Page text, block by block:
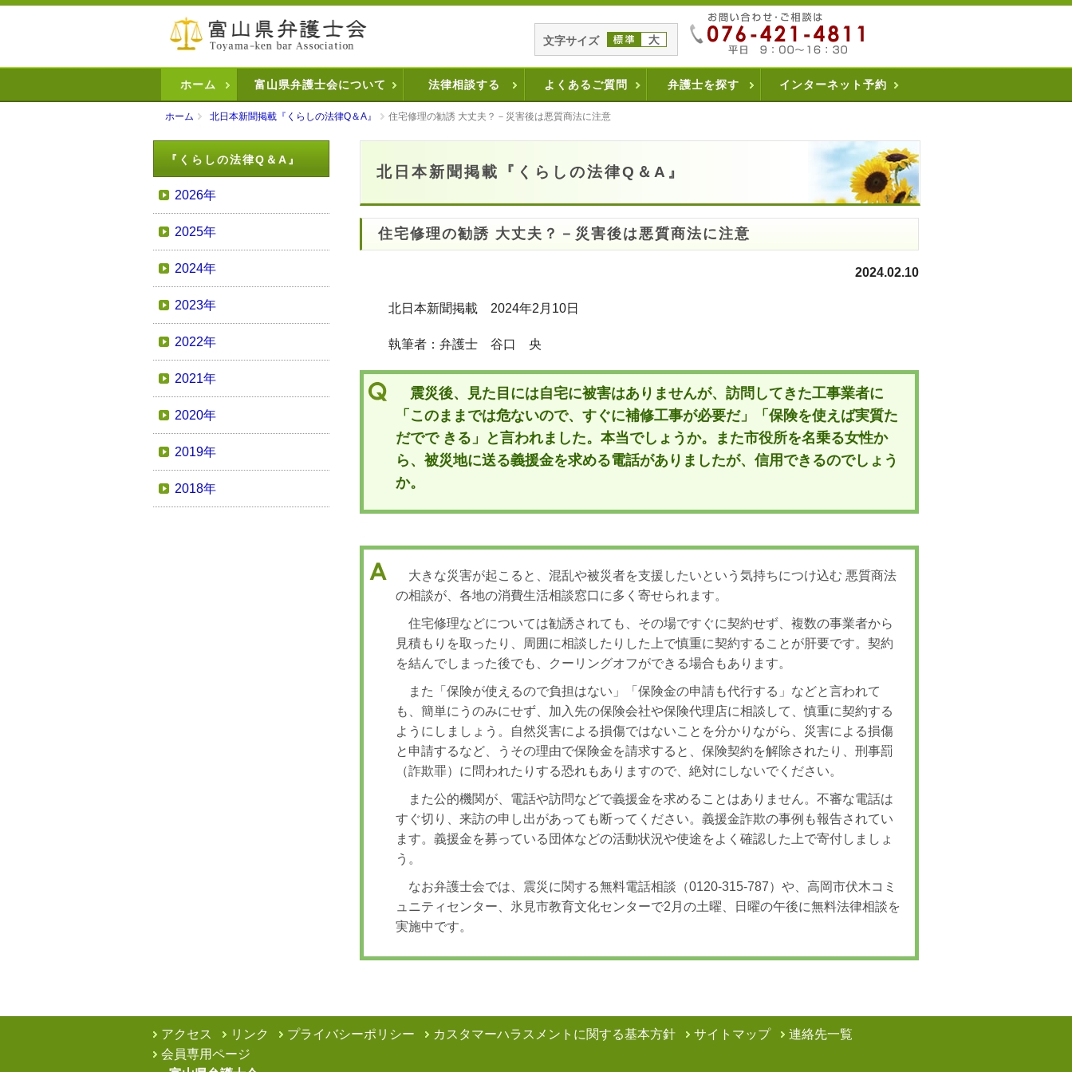
文字サイズ
ホーム 富山県弁護士会について 法律相談する よくあるご質問 弁護士を探す インターネット予約
ホーム 北日本新聞掲載『くらしの法律Q＆A』 住宅修理の勧誘 大丈夫？－災害後は悪質商法に注意
北日本新聞掲載『くらしの法律Q＆A』
住宅修理の勧誘 大丈夫？－災害後は悪質商法に注意
2024.02.10
北日本新聞掲載 2024年2月10日
執筆者：弁護士 谷口 央
震災後、見た目には自宅に被害はありませんが、訪問してきた工事業者に
「このままでは危ないので、すぐに補修工事が必要だ」「保険を使えば実質た
だでで きる」と言われました。本当でしょうか。また市役所を名乗る女性か
ら、被災地に送る義援金を求める電話がありましたが、信用できるのでしょう
か。
大きな災害が起こると、混乱や被災者を支援したいという気持ちにつけ込む 悪質商法
の相談が、各地の消費生活相談窓口に多く寄せられます。
住宅修理などについては勧誘されても、その場ですぐに契約せず、複数の事業者から
見積もりを取ったり、周囲に相談したりした上で慎重に契約することが肝要です。契約
を結んでしまった後でも、クーリングオフができる場合もあります。
また「保険が使えるので負担はない」「保険金の申請も代行する」などと言われて
も、簡単にうのみにせず、加入先の保険会社や保険代理店に相談して、慎重に契約する
ようにしましょう。自然災害による損傷ではないことを分かりながら、災害による損傷
と申請するなど、うその理由で保険金を請求すると、保険契約を解除されたり、刑事罰
（詐欺罪）に問われたりする恐れもありますので、絶対にしないでください。
また公的機関が、電話や訪問などで義援金を求めることはありません。不審な電話は
すぐ切り、来訪の申し出があっても断ってください。義援金詐欺の事例も報告されてい
ます。義援金を募っている団体などの活動状況や使途をよく確認した上で寄付しましょ
う。
なお弁護士会では、震災に関する無料電話相談（0120-315-787）や、高岡市伏木コミ
ュニティセンター、氷見市教育文化センターで2月の土曜、日曜の午後に無料法律相談を
実施中です。
『くらしの法律Q＆A』
2026年
2025年
2024年
2023年
2022年
2021年
2020年
2019年
2018年
アクセス リンク プライバシーポリシー カスタマーハラスメントに関する基本方針 サイトマップ
連絡先一覧
会員専用ページ